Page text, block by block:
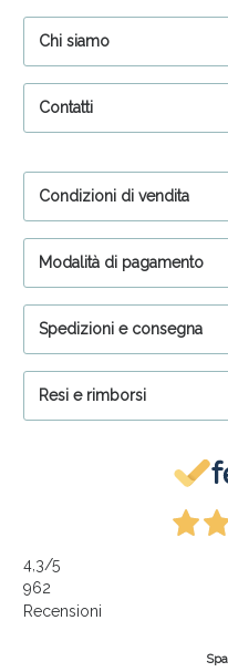
Chi siamo
Contatti
Condizioni di vendita
Modalità di pagamento
Spedizioni e consegna
Resi e rimborsi
4,3/5
962
Recensioni